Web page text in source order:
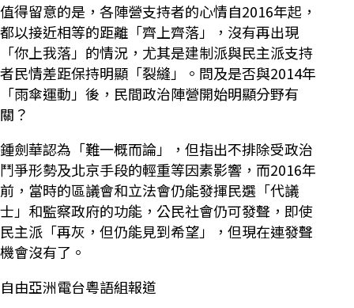
值得留意的是，各陣營支持者的心情自2016年起，
都以接近相等的距離「齊上齊落」，沒有再出現
「你上我落」的情況，尤其是建制派與民主派支持
者民情差距保持明顯「裂縫」。問及是否與2014年
「雨傘運動」後，民間政治陣營開始明顯分野有
關？
鍾劍華認為「難一概而論」，但指出不排除受政治
鬥爭形勢及北京手段的輕重等因素影響，而2016年
前，當時的區議會和立法會仍能發揮民選「代議
士」和監察政府的功能，公民社會仍可發聲，即使
民主派「再灰，但仍能見到希望」，但現在連發聲
機會沒有了。
自由亞洲電台粵語組報道